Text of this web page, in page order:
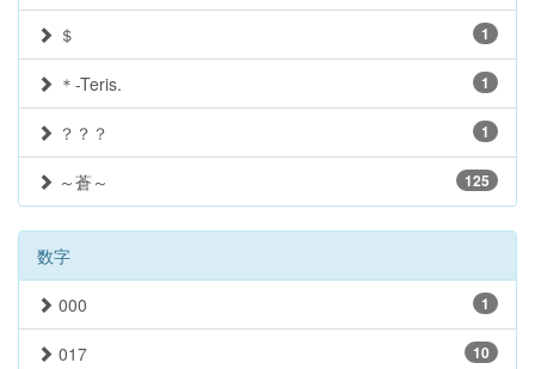
1
＄
1
＊-Teris.
1
？？？
125
～蒼～
数字
1
000
10
017